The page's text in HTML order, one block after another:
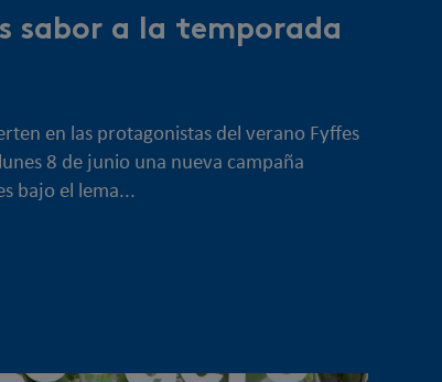
sabor a la temporada
en las protagonistas del verano Fyffes
8 de junio una nueva campaña
bajo el lema...